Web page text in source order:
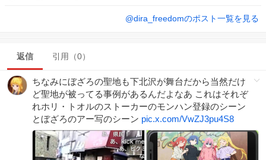
@dira_freedomのポスト一覧を見る
返信 引用（0）
ちなみにぼざろの聖地も下北沢が舞台だから当然だけ
ど聖地が被ってる事例があるんだよなあ これはそれぞ
れホリ・トオルのストーカーのモンハン登録のシーン
とぼざろのアー写のシーン pic.x.com/VwZJ3pu4S8